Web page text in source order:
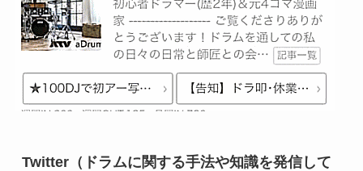
Twitter（ドラムに関する手法や知識を発信して